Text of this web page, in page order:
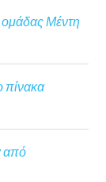
Μέντη
πίνακα
από